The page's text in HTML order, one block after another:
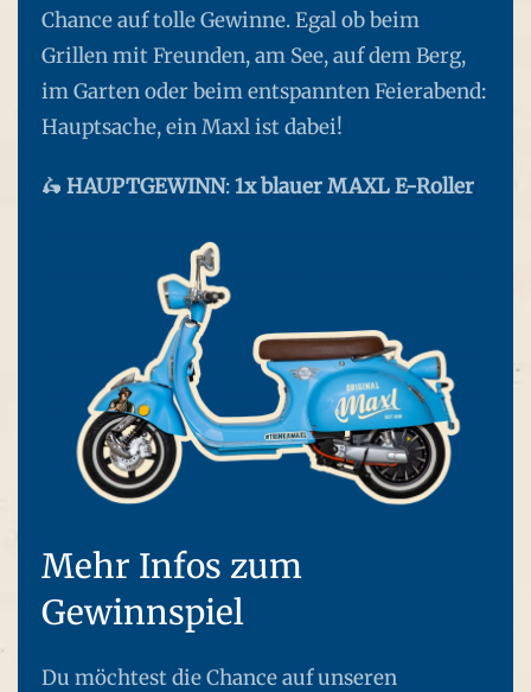
Chance auf tolle Gewinne. Egal ob beim
Grillen mit Freunden, am See, auf dem Berg,
im Garten oder beim entspannten Feierabend:
Hauptsache, ein Maxl ist dabei!
🛵 HAUPTGEWINN:1x blauer MAXL E-Roller
Mehr Infos zum
Gewinnspiel
Du möchtest die Chance auf unseren